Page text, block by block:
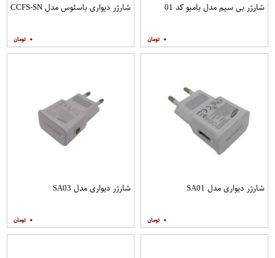
شارژر بی سیم مدل بامبو کد 01
۰
شارژر دیواری باسئوس مدل CCFS-SN
۰
شارژر دیواری مدل SA01
۰
شارژر دیواری مدل SA03
۰